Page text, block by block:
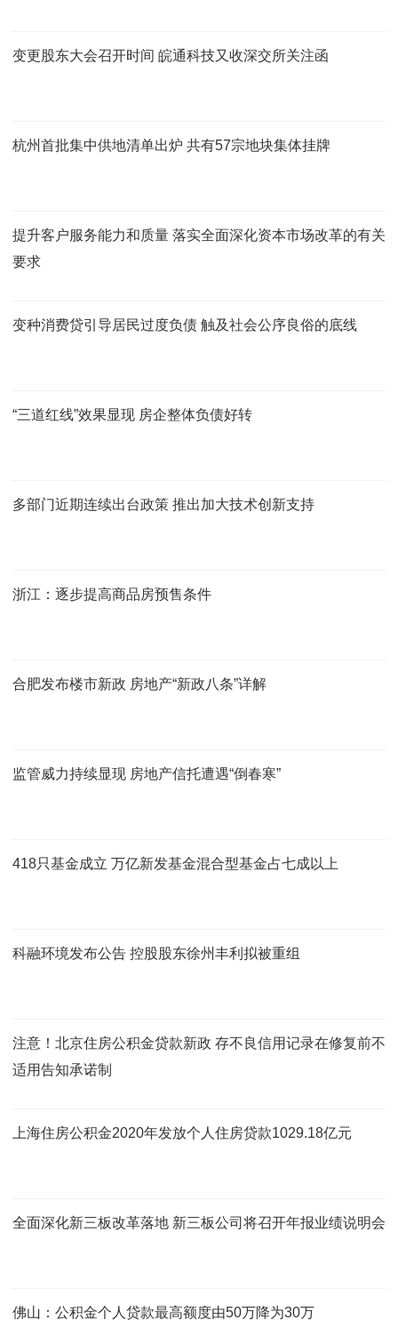
变更股东大会召开时间 皖通科技又收深交所关注函
杭州首批集中供地清单出炉 共有57宗地块集体挂牌
提升客户服务能力和质量 落实全面深化资本市场改革的有关
要求
变种消费贷引导居民过度负债 触及社会公序良俗的底线
“三道红线”效果显现 房企整体负债好转
多部门近期连续出台政策 推出加大技术创新支持
浙江：逐步提高商品房预售条件
合肥发布楼市新政 房地产“新政八条”详解
监管威力持续显现 房地产信托遭遇“倒春寒”
418只基金成立 万亿新发基金混合型基金占七成以上
科融环境发布公告 控股股东徐州丰利拟被重组
注意！北京住房公积金贷款新政 存不良信用记录在修复前不
适用告知承诺制
上海住房公积金2020年发放个人住房贷款1029.18亿元
全面深化新三板改革落地 新三板公司将召开年报业绩说明会
佛山：公积金个人贷款最高额度由50万降为30万